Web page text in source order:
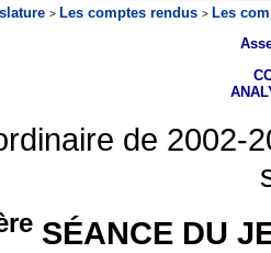
> Les comptes rendus > Les
de 2002-
SÉANCE DU